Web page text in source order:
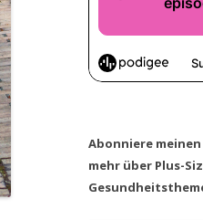
Abonniere
mehr über Plus-